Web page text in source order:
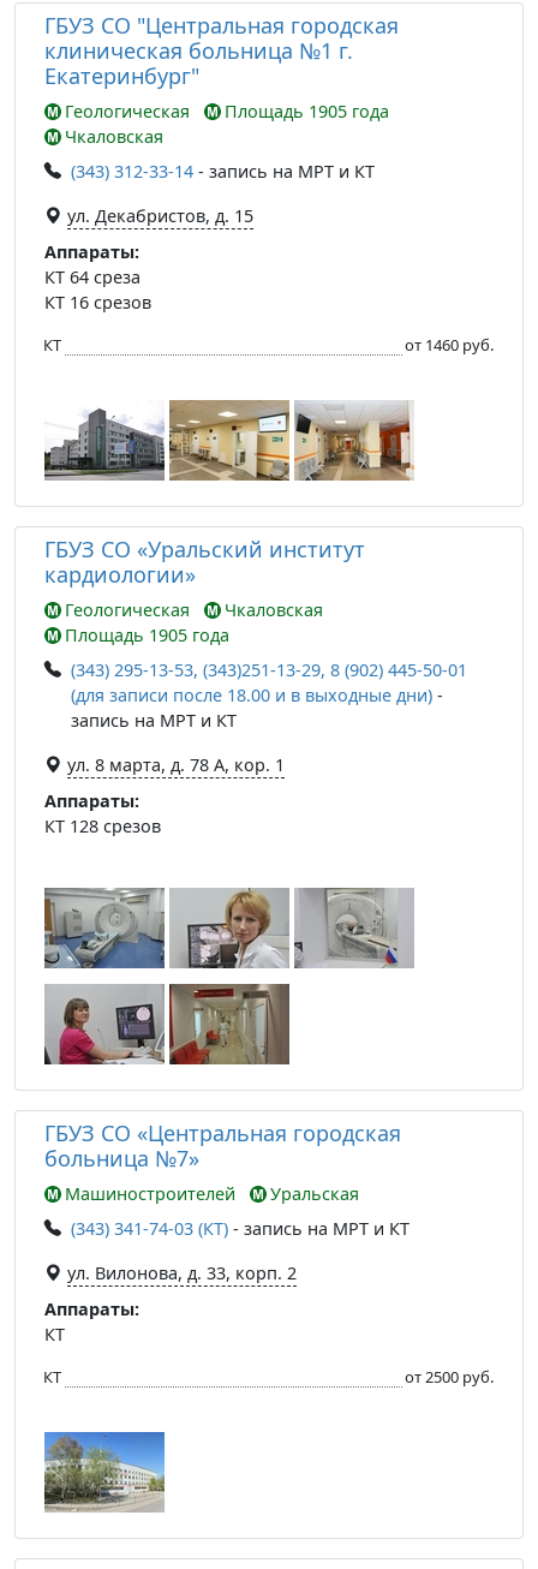
ГБУЗ СО "Центральная городская
клиническая больница №1 г.
Екатеринбург"
Геологическая
Площадь 1905 года
Чкаловская
(343) 312-33-14 - запись на МРТ и КТ
ул. Декабристов, д. 15
Аппараты:
КТ 64 среза
КТ 16 срезов
КТ от 1460 руб.
ГБУЗ СО «Уральский институт
кардиологии»
Геологическая
Чкаловская
Площадь 1905 года
(343) 295-13-53, (343)251-13-29, 8 (902) 445-50-01
(для записи после 18.00 и в выходные дни) -
запись на МРТ и КТ
ул. 8 марта, д. 78 А, кор. 1
Аппараты:
КТ 128 срезов
ГБУЗ СО «Центральная городская
больница №7»
Машиностроителей
Уральская
(343) 341-74-03 (КТ) - запись на МРТ и КТ
ул. Вилонова, д. 33, корп. 2
Аппараты:
КТ
КТ от 2500 руб.